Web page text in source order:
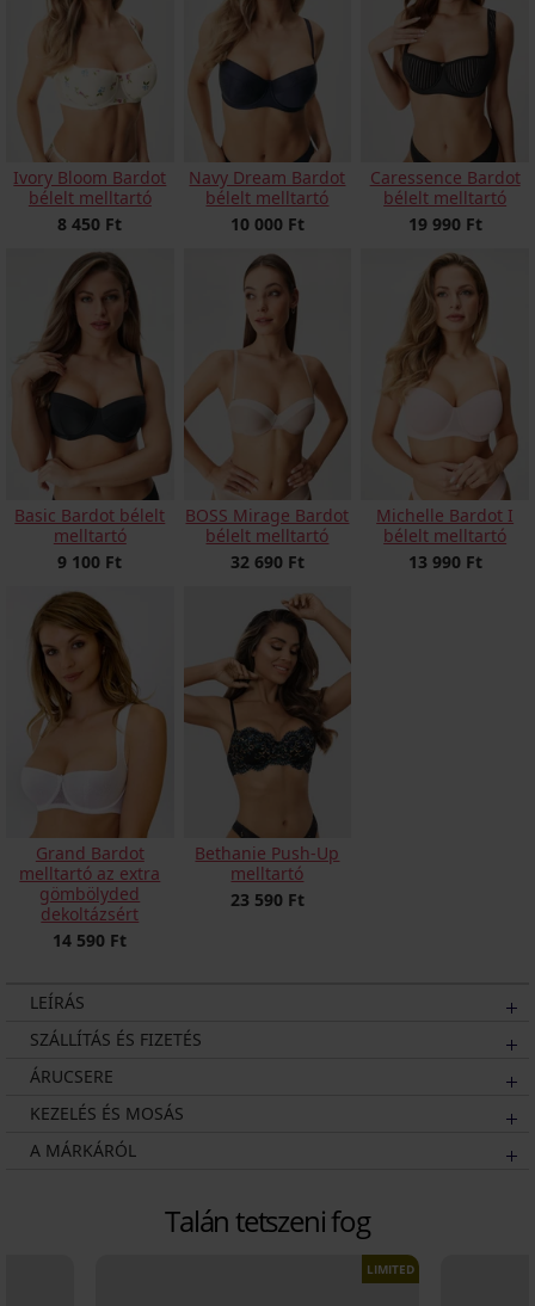
Ivory Bloom Bardot
bélelt melltartó
8 450 Ft
Navy Dream Bardot
bélelt melltartó
10 000 Ft
Caressence Bardot
bélelt melltartó
19 990 Ft
Basic Bardot bélelt
melltartó
9 100 Ft
BOSS Mirage Bardot
bélelt melltartó
32 690 Ft
Michelle Bardot I
bélelt melltartó
13 990 Ft
Grand Bardot
melltartó az extra
gömbölyded
dekoltázsért
14 590 Ft
Bethanie Push-Up
melltartó
23 590 Ft
LEÍRÁS
SZÁLLÍTÁS ÉS FIZETÉS
ÁRUCSERE
KEZELÉS ÉS MOSÁS
A MÁRKÁRÓL
Talán tetszeni fog
LIMITED